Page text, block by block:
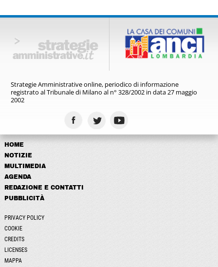
Strategie Amministrative online, periodico di informazione
registratoal Tribunale di Milano al n° 328/2002 in data 27 maggio
2002
HOME
NOTIZIE
MULTIMEDIA
AGENDA
REDAZIONE E CONTATTI
PUBBLICITÀ
PRIVACY POLICY
COOKIE
CREDITS
LICENSES
MAPPA